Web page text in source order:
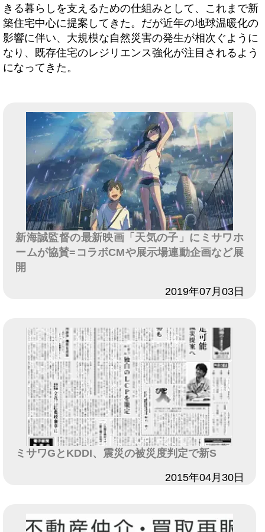
きる暮らしを支えるための仕組みとして、これまで新
築住宅中心に提案してきた。だが近年の地球温暖化の
影響に伴い、大規模な自然災害の発生が相次ぐように
なり、既存住宅のレジリエンス強化が注目されるよう
になってきた。
新海誠監督の最新映画「天気の子」にミサワホ
ームが協賛=コラボCMや展示場連動企画など展
開
2019年07月03日
ミサワGとKDDI、震災の被災度判定で新S
2015年04月30日